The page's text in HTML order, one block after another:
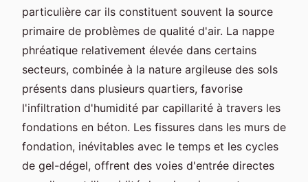
particulière car ils constituent souvent la source
primaire de problèmes de qualité d'air. La nappe
phréatique relativement élevée dans certains
secteurs, combinée à la nature argileuse des sols
présents dans plusieurs quartiers, favorise
l'infiltration d'humidité par capillarité à travers les
fondations en béton. Les fissures dans les murs de
fondation, inévitables avec le temps et les cycles
de gel-dégel, offrent des voies d'entrée directes